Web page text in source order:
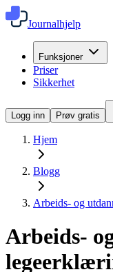
Journalhjelp
Funksjoner
Priser
Sikkerhet
Logg inn Prøv gratis
Hjem
Blogg
Arbeids- og
Arbeids-